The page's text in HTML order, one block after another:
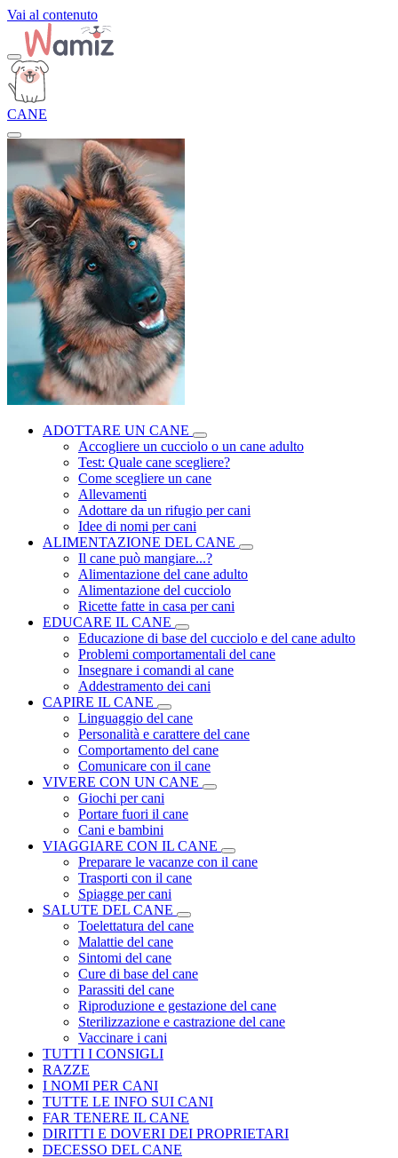
Vai al contenuto
CANE
ADOTTARE UN CANE
Accogliere un cucciolo o un cane adulto
Test: Quale cane scegliere?
Come scegliere un cane
Allevamenti
Adottare da un rifugio per cani
Idee di nomi per cani
ALIMENTAZIONE DEL CANE
Il cane può mangiare...?
Alimentazione del cane adulto
Alimentazione del cucciolo
Ricette fatte in casa per cani
EDUCARE IL CANE
Educazione di base del cucciolo e del cane adulto
Problemi comportamentali del cane
Insegnare i comandi al cane
Addestramento dei cani
CAPIRE IL CANE
Linguaggio del cane
Personalità e carattere del cane
Comportamento del cane
Comunicare con il cane
VIVERE CON UN CANE
Giochi per cani
Portare fuori il cane
Cani e bambini
VIAGGIARE CON IL CANE
Preparare le vacanze con il cane
Trasporti con il cane
Spiagge per cani
SALUTE DEL CANE
Toelettatura del cane
Malattie del cane
Sintomi del cane
Cure di base del cane
Parassiti del cane
Riproduzione e gestazione del cane
Sterilizzazione e castrazione del cane
Vaccinare i cani
TUTTI I CONSIGLI
RAZZE
I NOMI PER CANI
TUTTE LE INFO SUI CANI
FAR TENERE IL CANE
DIRITTI E DOVERI DEI PROPRIETARI
DECESSO DEL CANE